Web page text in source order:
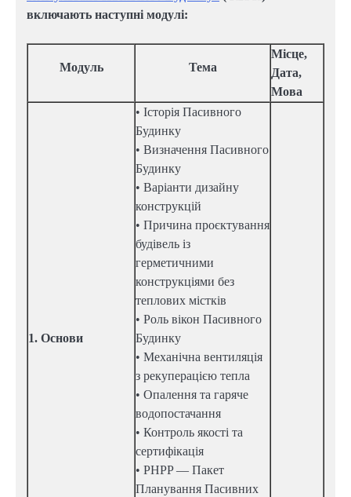
включають наступні модулі:
Модуль Тема
Місце,
Дата,
Мова
1. Основи
• Історія Пасивного
Будинку
• Визначення Пасивного
Будинку
• Варіанти дизайну
конструкцій
• Причина проєктування
будівель із
герметичними
конструкціями без
теплових містків
• Роль вікон Пасивного
Будинку
• Механічна вентиляція
з рекуперацією тепла
• Опалення та гаряче
водопостачання
• Контроль якості та
сертифікація
• PHPP — Пакет
Планування Пасивних